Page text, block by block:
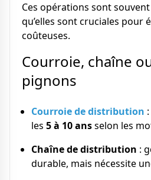
Ces opérations sont
qu’elles sont cruciales pour
coûteuses.
Courroie, chaîne
pignons
Courroie de distribution
les 5 à 10 ansselon les
Chaîne de distribution :
durable, mais nécessite